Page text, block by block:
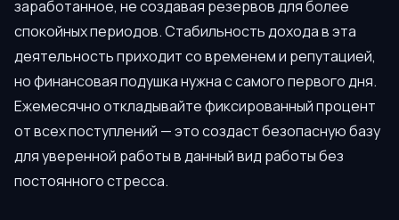
заработанное, не создавая резервов для более
спокойных периодов. Стабильность дохода в эта
деятельность приходит со временем и репутацией,
но финансовая подушка нужна с самого первого дня.
Ежемесячно откладывайте фиксированный процент
от всех поступлений — это создаст безопасную базу
для уверенной работы в данный вид работы без
постоянного стресса.